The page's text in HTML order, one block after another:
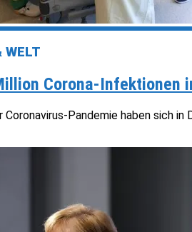
WELT
Corona-Infektionen
Coronavirus-Pandemie haben sich